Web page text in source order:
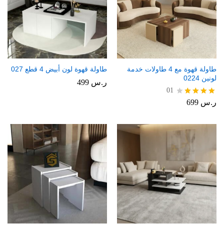
طاولة قهوة مع 4 طاولات خدمة
لونين 0224
تم
من 5
01
ر.س
طاولة قهوة لون أبيض 4 قطع 027
ر.س